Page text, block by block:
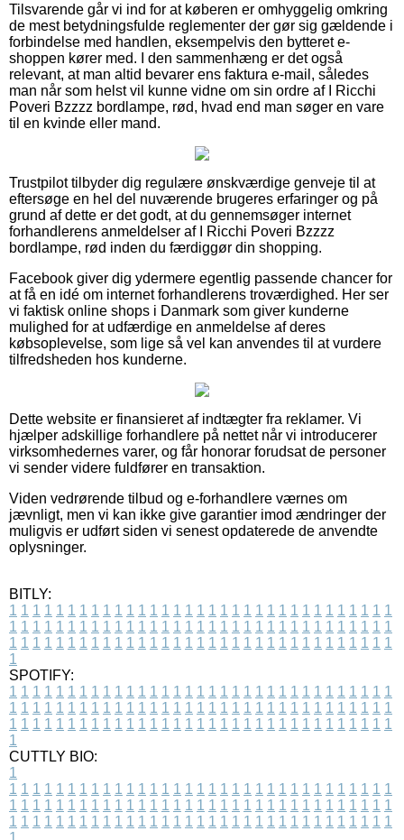
Tilsvarende går vi ind for at køberen er omhyggelig omkring
de mest betydningsfulde reglementer der gør sig gældende i
forbindelse med handlen, eksempelvis den bytteret e-
shoppen kører med. I den sammenhæng er det også
relevant, at man altid bevarer ens faktura e-mail, således
man når som helst vil kunne vidne om sin ordre af I Ricchi
Poveri Bzzzz bordlampe, rød, hvad end man søger en vare
til en kvinde eller mand.
Trustpilot tilbyder dig regulære ønskværdige genveje til at
eftersøge en hel del nuværende brugeres erfaringer og på
grund af dette er det godt, at du gennemsøger internet
forhandlerens anmeldelser af I Ricchi Poveri Bzzzz
bordlampe, rød inden du færdiggør din shopping.
Facebook giver dig ydermere egentlig passende chancer for
at få en idé om internet forhandlerens troværdighed. Her ser
vi faktisk online shops i Danmark som giver kunderne
mulighed for at udfærdige en anmeldelse af deres
købsoplevelse, som lige så vel kan anvendes til at vurdere
tilfredsheden hos kunderne.
Dette website er finansieret af indtægter fra reklamer. Vi
hjælper adskillige forhandlere på nettet når vi introducerer
virksomhedernes varer, og får honorar forudsat de personer
vi sender videre fuldfører en transaktion.
Viden vedrørende tilbud og e-forhandlere værnes om
jævnligt, men vi kan ikke give garantier imod ændringer der
muligvis er udført siden vi senest opdaterede de anvendte
oplysninger.
BITLY:
1 1 1 1 1 1 1 1 1 1 1 1 1 1 1 1 1 1 1 1 1 1 1 1 1 1 1 1 1 1 1 1 1
1 1 1 1 1 1 1 1 1 1 1 1 1 1 1 1 1 1 1 1 1 1 1 1 1 1 1 1 1 1 1 1 1
1 1 1 1 1 1 1 1 1 1 1 1 1 1 1 1 1 1 1 1 1 1 1 1 1 1 1 1 1 1 1 1 1
1
SPOTIFY:
1 1 1 1 1 1 1 1 1 1 1 1 1 1 1 1 1 1 1 1 1 1 1 1 1 1 1 1 1 1 1 1 1
1 1 1 1 1 1 1 1 1 1 1 1 1 1 1 1 1 1 1 1 1 1 1 1 1 1 1 1 1 1 1 1 1
1 1 1 1 1 1 1 1 1 1 1 1 1 1 1 1 1 1 1 1 1 1 1 1 1 1 1 1 1 1 1 1 1
1
CUTTLY BIO:
1
1 1 1 1 1 1 1 1 1 1 1 1 1 1 1 1 1 1 1 1 1 1 1 1 1 1 1 1 1 1 1 1 1
1 1 1 1 1 1 1 1 1 1 1 1 1 1 1 1 1 1 1 1 1 1 1 1 1 1 1 1 1 1 1 1 1
1 1 1 1 1 1 1 1 1 1 1 1 1 1 1 1 1 1 1 1 1 1 1 1 1 1 1 1 1 1 1 1 1